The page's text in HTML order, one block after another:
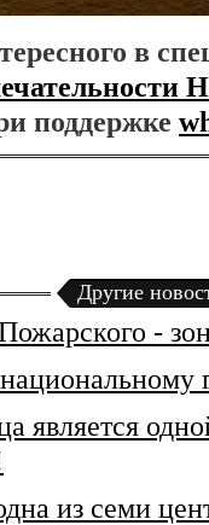
в
поддержке
Другие
-
является
из семи